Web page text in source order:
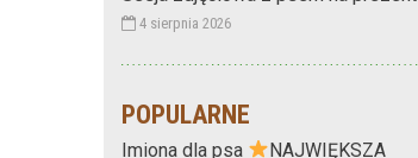
4 sierpnia 2026
POPULARNE
Imiona dla psa
NAJWIĘKSZA